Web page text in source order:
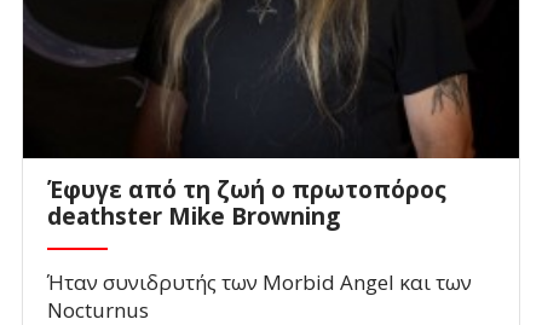
Έφυγε από τη ζωή ο πρωτοπόρος
deathster Mike Browning
Ήταν συνιδρυτής των Morbid Angel και των
Nocturnus